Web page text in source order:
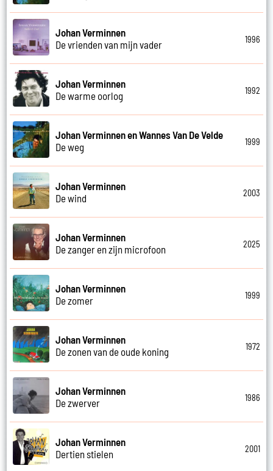
Johan Verminnen
De vrienden van mijn vader
1996
Johan Verminnen
De warme oorlog
1992
Johan Verminnen en Wannes Van De Velde
De weg
1999
Johan Verminnen
De wind
2003
Johan Verminnen
De zanger en zijn microfoon
2025
Johan Verminnen
De zomer
1999
Johan Verminnen
De zonen van de oude koning
1972
Johan Verminnen
De zwerver
1986
Johan Verminnen
Dertien stielen
2001